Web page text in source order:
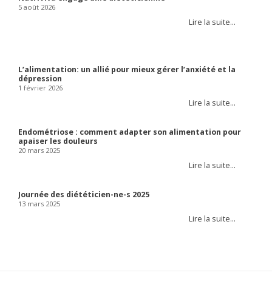
5 août 2026
Lire la suite…
L’alimentation: un allié pour mieux gérer l’anxiété et la
dépression
1 février 2026
Lire la suite…
Endométriose : comment adapter son alimentation pour
apaiser les douleurs
20 mars 2025
Lire la suite…
Journée des diététicien-ne-s 2025
13 mars 2025
Lire la suite…